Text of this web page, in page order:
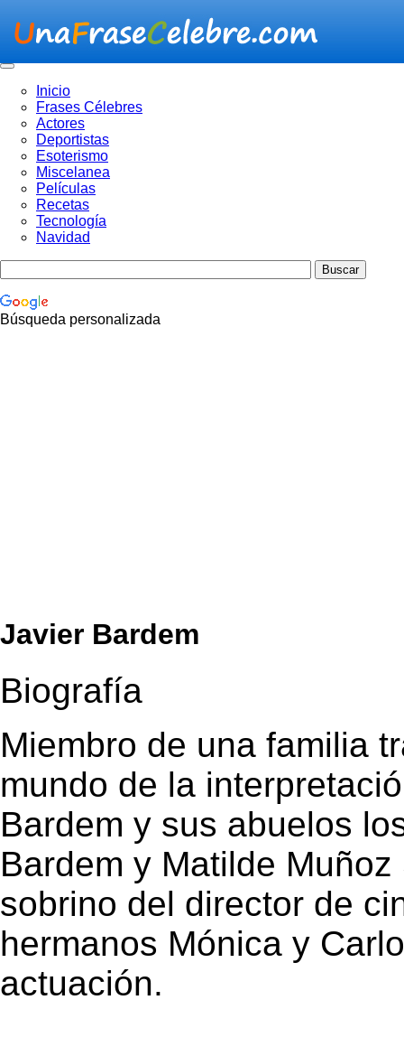
Inicio
Frases Célebres
Actores
Deportistas
Esoterismo
Miscelanea
Películas
Recetas
Tecnología
Navidad
Búsqueda personalizada
Javier Bardem
Biografía
Miembro de una familia
mundo de la
Bardem y sus abuelos
Bardem y Matilde
sobrino del director de
hermanos Mónica y
actuación.